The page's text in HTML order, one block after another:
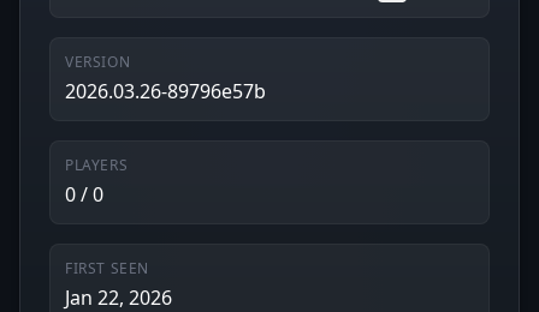
VERSION
2026.03.26-89796e57b
PLAYERS
0 / 0
FIRST SEEN
Jan 22, 2026